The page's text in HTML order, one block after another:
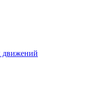
движений